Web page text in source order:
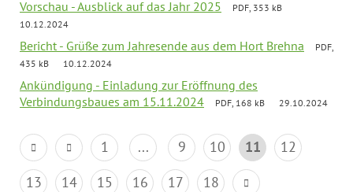
Vorschau - Ausblick auf das Jahr 2025
PDF, 353 kB
10.12.2024
Bericht - Grüße zum Jahresende aus dem Hort Brehna
PDF,
435 kB
10.12.2024
Ankündigung - Einladung zur Eröffnung des
Verbindungsbaues am 15.11.2024
PDF, 168 kB 29.10.2024
1 ... 9 10 11
12
13
14 15 16 17 18